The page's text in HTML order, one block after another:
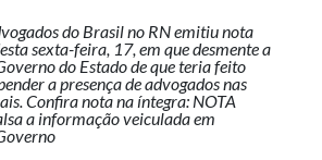
do Brasil no RN emitiu nota
sexta-feira, 17, em que desmente a
do Estado de que teria feito
a presença de advogados nas
Confira nota na íntegra: NOTA
a informação veiculada em